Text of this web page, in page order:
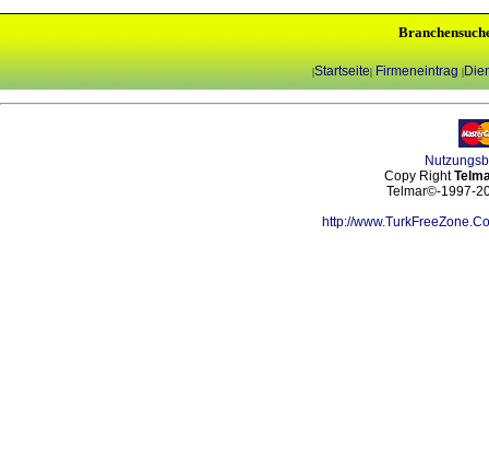
|Startseite| Firmeneintrag |
Copy Right
Telmar©-1997-
http://